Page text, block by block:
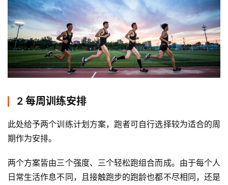
2 每周训练安排
此处给予两个训练计划方案，跑者可自行选择较为适合的周
期作为安排。
两个方案皆由三个强度、三个轻松跑组合而成。由于每个人
日常生活作息不同，且接触跑步的跑龄也都不尽相同，还是